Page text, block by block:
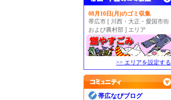
08月10日(月)のゴミ収集
帯広市 [ 川西・大正・愛国市街
および農村部 ] エリア
>> エリアを設定する
帯広なびブログ